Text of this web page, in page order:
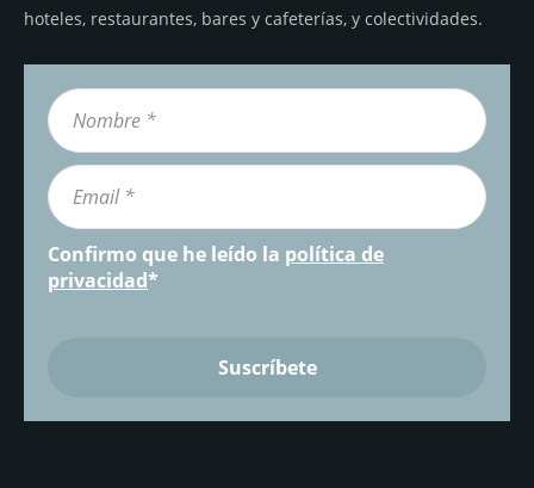
hoteles, restaurantes, bares y cafeterías, y colectividades.
Confirmo que he leído la política de
privacidad*